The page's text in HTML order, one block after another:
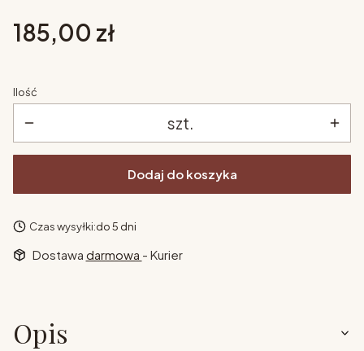
Cena
185,00 zł
Ilość
szt.
Dodaj do koszyka
Czas wysyłki:do 5 dni
Dostawa darmowa - Kurier
Opis